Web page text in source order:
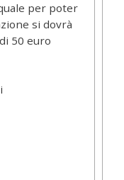
per poter
si dovrà
50 euro